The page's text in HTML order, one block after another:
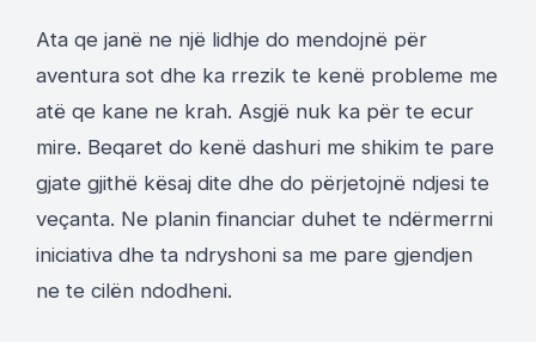
Ata qe janë ne një lidhje do mendojnë për
aventura sot dhe ka rrezik te kenë probleme me
atë qe kane ne krah. Asgjë nuk ka për te ecur
mire. Beqaret do kenë dashuri me shikim te pare
gjate gjithë kësaj dite dhe do përjetojnë ndjesi te
veçanta. Ne planin financiar duhet te ndërmerrni
iniciativa dhe ta ndryshoni sa me pare gjendjen
ne te cilën ndodheni.